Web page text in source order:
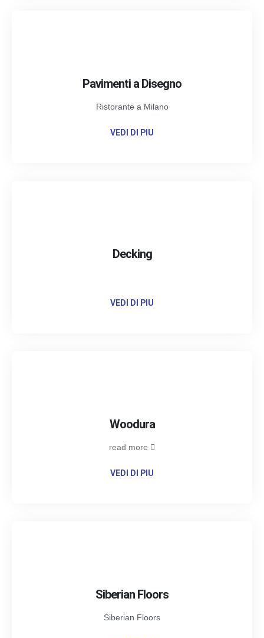
VEDI DI PIU
Pavimenti a Disegno
Ristorante a Milano
VEDI DI PIU
Decking
VEDI DI PIU
Woodura
read more
Siberian Floors
Siberian Floors